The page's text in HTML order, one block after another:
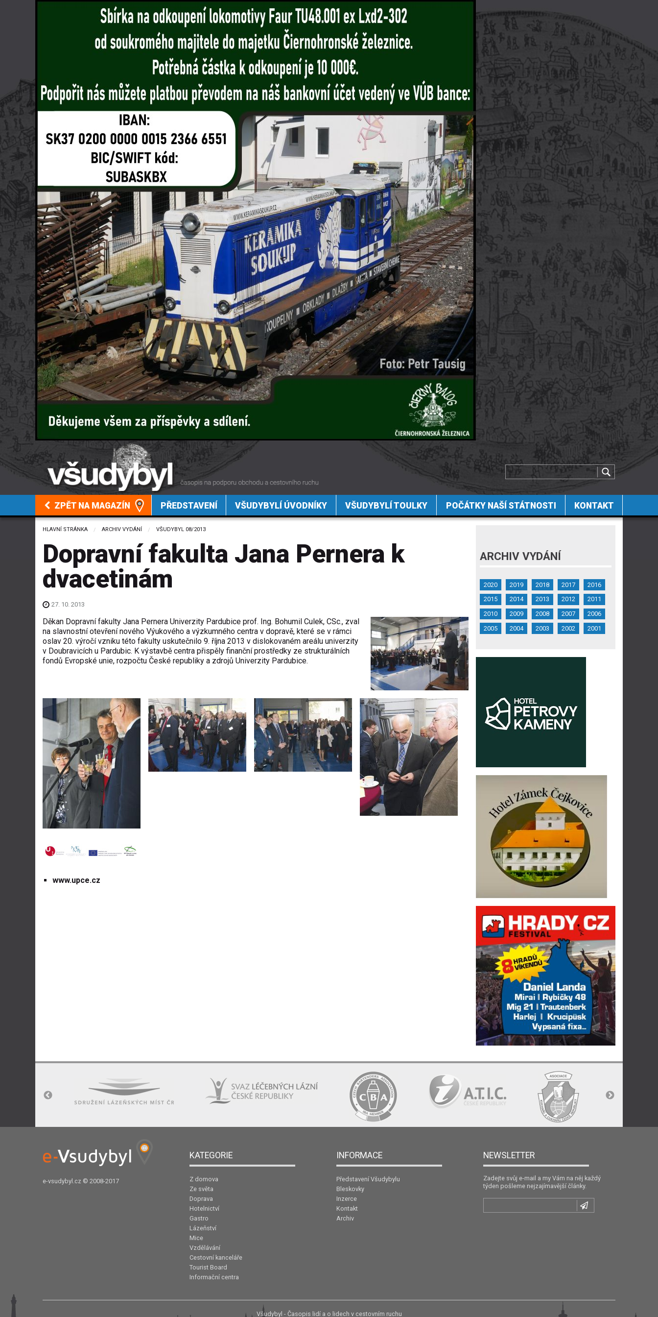
ZPĚT NA MAGAZÍN PŘEDSTAVENÍ VŠUDYBYLÍ ÚVODNÍKY VŠUDYBYLÍ TOULKY POČÁTKY NAŠÍ STÁTNOSTI KONTAKT
HLAVNÍ STRÁNKA ARCHIV VYDÁNÍ VŠUDYBYL 08/2013
Dopravní fakulta Jana Pernera k
dvacetinám
27. 10. 2013
Děkan Dopravní fakulty Jana Pernera Univerzity Pardubice prof. Ing. Bohumil Culek, CSc., zval
na slavnostní otevření nového Výukového a výzkumného centra v dopravě, které se v rámci
oslav 20. výročí vzniku této fakulty uskutečnilo 9. října 2013 v dislokovaném areálu univerzity
v Doubravicích u Pardubic. K výstavbě centra přispěly finanční prostředky ze strukturálních
fondů Evropské unie, rozpočtu České republiky a zdrojů Univerzity Pardubice.
www.upce.cz
ARCHIV VYDÁNÍ
2020 2019 2018 2017
2016
2015
2014 2013 2012
2011
2010
2009 2008 2007
2006
2005
2004 2003 2002 2001
e-vsudybyl.cz © 2008-2017
KATEGORIE
Z domova
Ze světa
Doprava
Hotelnictví
Gastro
Lázeňství
Mice
Vzdělávání
Cestovní kanceláře
Tourist Board
Informační centra
INFORMACE
Představení Všudybylu
Bleskovky
Inzerce
Kontakt
Archiv
NEWSLETTER
Zadejte svůj e-mail a my Vám na něj každý
týden pošleme nejzajímavější články.
Všudybyl - Časopis lidí a o lidech v cestovním ruchu